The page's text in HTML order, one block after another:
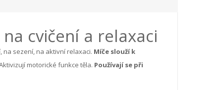
cvičení a relaxaci
na sezení, na aktivní relaxaci. Míče slouží k
motorické funkce těla. Používají se při